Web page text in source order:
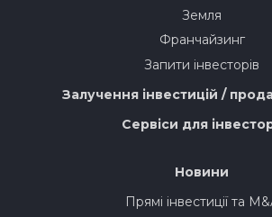
Земля
Франчайзинг
Запити інвесторів
Залучення інвестицій /
Сервіси для
Новини
Прямі інвестиції та